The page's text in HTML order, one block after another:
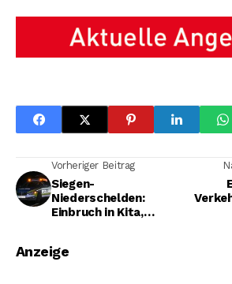
Vorheriger Beitrag
Siegen-
Niederschelden:
Einbruch in Kita,
Anzeige